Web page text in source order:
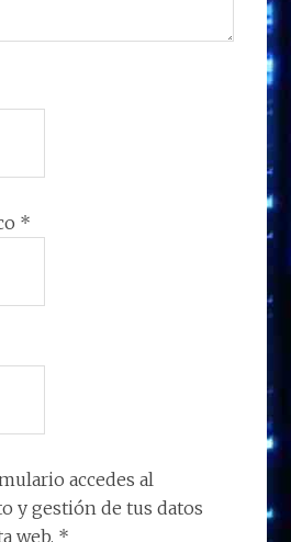
*
accedes al
y gestión de tus datos
web. *